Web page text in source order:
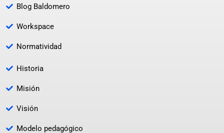
Blog Baldomero
Workspace
Normatividad
Historia
Misión
Visión
Modelo pedagógico